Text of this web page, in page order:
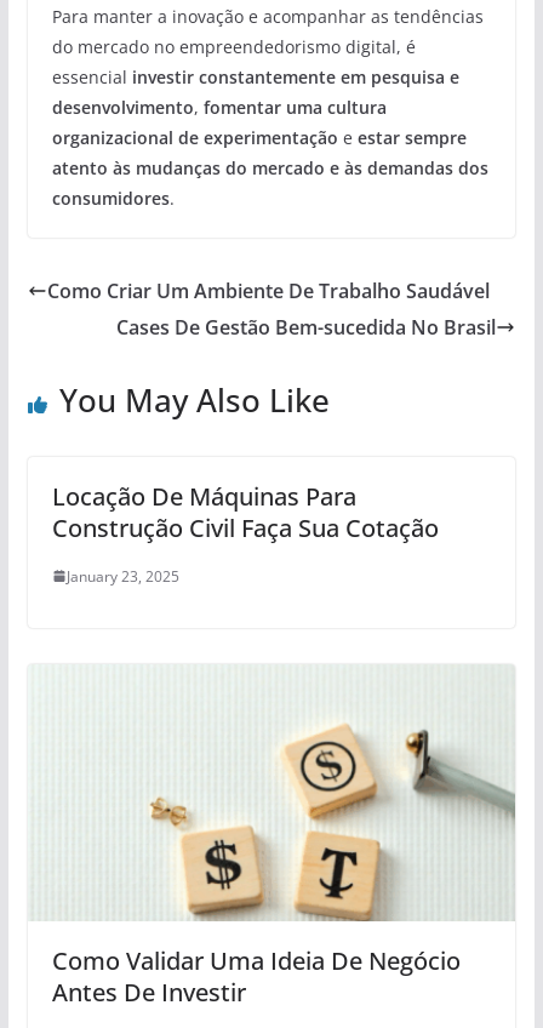
Para manter a inovação e acompanhar as tendências
do mercado no empreendedorismo digital, é
essencial investir constantemente em pesquisa e
desenvolvimento, fomentar uma cultura
organizacional de experimentação e estar sempre
atento às mudanças do mercado e às demandas dos
consumidores.
Como Criar Um Ambiente De Trabalho Saudável
Cases De Gestão Bem-sucedida No Brasil
You May Also Like
Locação De Máquinas Para
Construção Civil Faça Sua Cotação
January 23, 2025
Como Validar Uma Ideia De Negócio
Antes De Investir